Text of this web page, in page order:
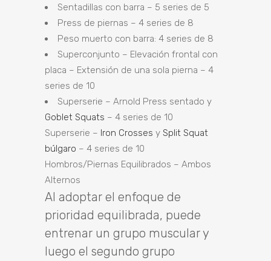
Sentadillas con barra – 5 series de 5
Press de piernas – 4 series de 8
Peso muerto con barra: 4 series de 8
Superconjunto – Elevación frontal con
placa – Extensión de una sola pierna – 4
series de 10
Superserie – Arnold Press sentado y
Goblet Squats – 4 series de 10
Superserie – Iron Crosses y Split Squat
búlgaro – 4 series de 10
Hombros/Piernas Equilibrados – Ambos
Alternos
Al adoptar el enfoque de
prioridad equilibrada, puede
entrenar un grupo muscular y
luego el segundo grupo